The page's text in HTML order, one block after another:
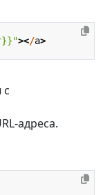
></a>
с
адреса.